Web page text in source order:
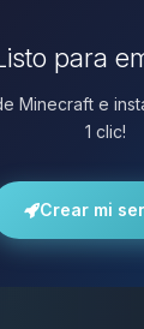
para
Minecraft e
1 clic!
Crear mi